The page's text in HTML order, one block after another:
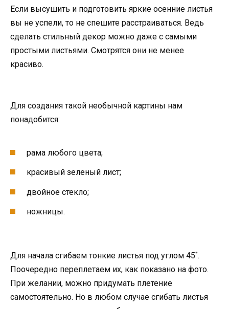
Если высушить и подготовить яркие осенние листья
вы не успели, то не спешите расстраиваться. Ведь
сделать стильный декор можно даже с самыми
простыми листьями. Смотрятся они не менее
красиво.
Для создания такой необычной картины нам
понадобится:
рама любого цвета;
красивый зеленый лист;
двойное стекло;
ножницы.
Для начала сгибаем тонкие листья под углом 45˚.
Поочередно переплетаем их, как показано на фото.
При желании, можно придумать плетение
самостоятельно. Но в любом случае сгибать листья